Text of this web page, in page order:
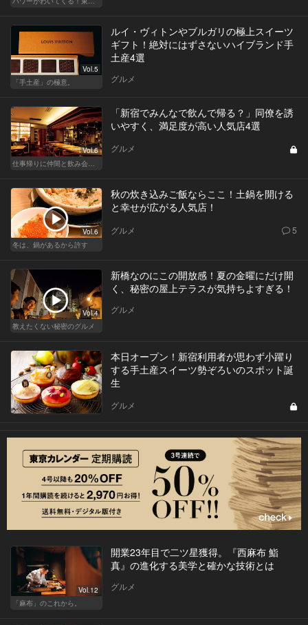
Vol.5
「手土産」の極意。
ルイ・ヴィトンやブルガリの極上スイーツ
ギフト！絶対にはずさないハイブランド手
土産4選
グルメ
Vol.6
仕事帰りに仲間と飲み会！丸の内・品川・新宿の人気店
「新宿でみんなで飲んで帰る？」同僚を誘
いやすく、満足度が高い人気店4選
グルメ
Vol.6
冬は、鍋があるから許す
秋の炊き込みご飯ならここ！土鍋を開ける
と幸せが広がる人気店！
グルメ 5
Vol.4
教えたくない秘密のグルメ
新橋なのにこの開放感！夏の金曜にだけ開
く、秘密の屋上テラスが気持ちよすぎる！
グルメ
本日オープン！新宿利用者が思わず小躍り
する手土産スイーツ勢ぞろいのスポット誕
生
グルメ
Vol.12
「麻布」のこれから。
開業23年目で二ツ星獲得。『西麻布 鮨
真』の進化する美学と確かな技術とは
グルメ